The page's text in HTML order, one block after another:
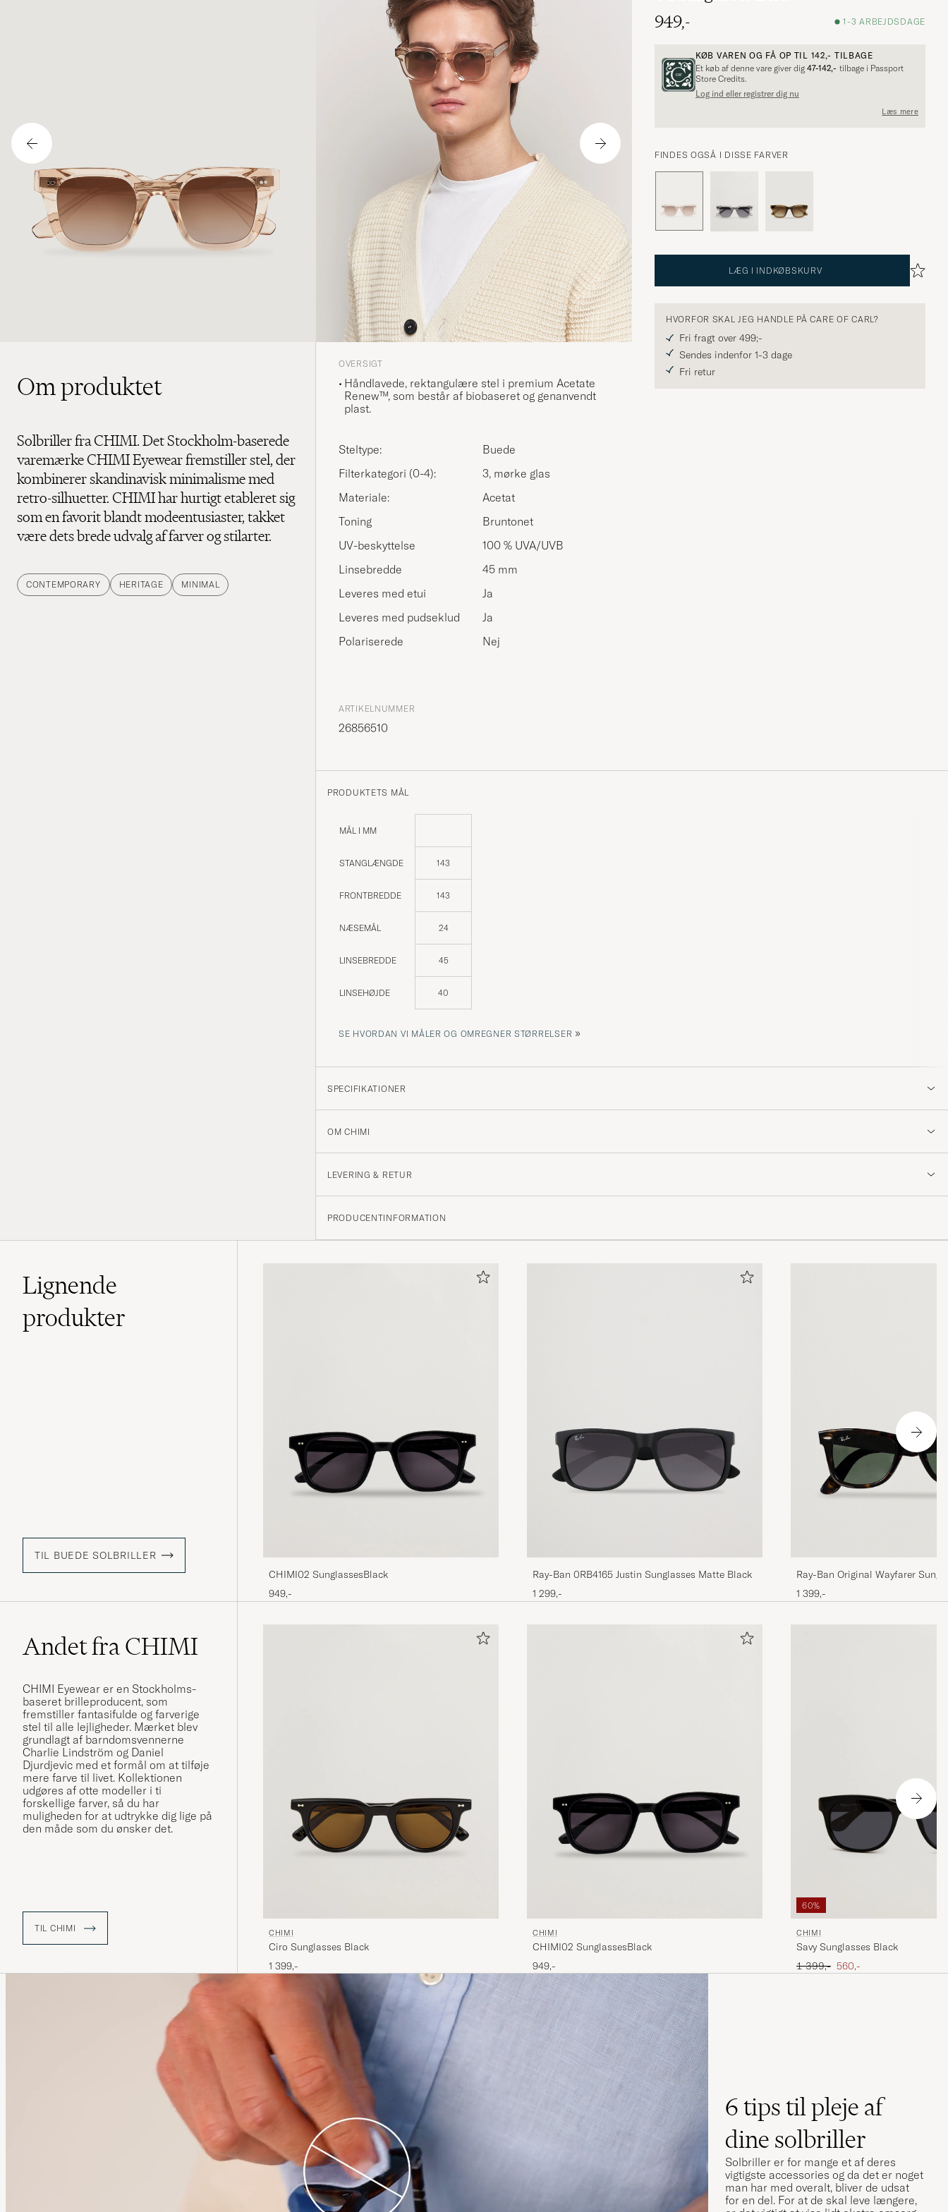
949,-
1-3 ARBEJDSDAGE
KØB VAREN OG FÅ OP TIL 142,- TILBAGE
Et køb af denne vare giver dig 47-142,- tilbage i Passport
Store Credits.
Log ind eller registrer dig nu
Læs mere
FINDES OGSÅ I DISSE FARVER
LÆG I INDKØBSKURV
HVORFOR SKAL JEG HANDLE PÅ CARE OF CARL?
Fri fragt over 499;-
Sendes indenfor 1-3 dage
Fri retur
Om produktet
Solbriller fra CHIMI. Det Stockholm-baserede
varemærke CHIMI Eyewear fremstiller stel, der
kombinerer skandinavisk minimalisme med
retro-silhuetter. CHIMI har hurtigt etableret sig
som en favorit blandt modeentusiaster, takket
være dets brede udvalg af farver og stilarter.
CONTEMPORARY HERITAGE MINIMAL
OVERSIGT
Håndlavede, rektangulære stel i premium Acetate
Renew™, som består af biobaseret og genanvendt
plast.
Steltype:
Buede
Filterkategori (0-4):
3, mørke glas
Materiale:
Acetat
Toning
Bruntonet
UV-beskyttelse
100 % UVA/UVB
Linsebredde
45 mm
Leveres med etui
Ja
Leveres med pudseklud
Ja
Polariserede
Nej
ARTIKELNUMMER
26856510
PRODUKTETS MÅL
MÅL I MM
STANGLÆNGDE 143
FRONTBREDDE 143
NÆSEMÅL 24
LINSEBREDDE 45
LINSEHØJDE 40
SE HVORDAN VI MÅLER OG OMREGNER STØRRELSER »
SPECIFIKATIONER
OM CHIMI
LEVERING & RETUR
PRODUCENTINFORMATION
Lignende
produkter
TIL BUEDE SOLBRILLER
CHIMI02 SunglassesBlack
949,-
Ray-Ban 0RB4165 Justin Sunglasses Matte Black
1 299,-
Ray-Ban Original Wayfarer
Tortoise/Crystal Green
1 399,-
Andet fra CHIMI
CHIMI Eyewear er en Stockholms-
baseret brilleproducent, som
fremstiller fantasifulde og farverige
stel til alle lejligheder. Mærket blev
grundlagt af barndomsvennerne
Charlie Lindström og Daniel
Djurdjevic med et formål om at tilføje
mere farve til livet. Kollektionen
udgøres af otte modeller i ti
forskellige farver, så du har
muligheden for at udtrykke dig lige på
den måde som du ønsker det.
TIL CHIMI CHIMI
Ciro Sunglasses Black
1 399,-
CHIMI
CHIMI02 SunglassesBlack
949,-
60%
CHIMI
Savy Sunglasses Black
Ordinary pris
1 399,- Nedsat pris
560,-
6 tips til pleje af
dine solbriller
Solbriller er for mange et af deres
vigtigste accessories og da det er noget
man har med overalt, bliver de udsat
for en del. For at de skal leve længere,